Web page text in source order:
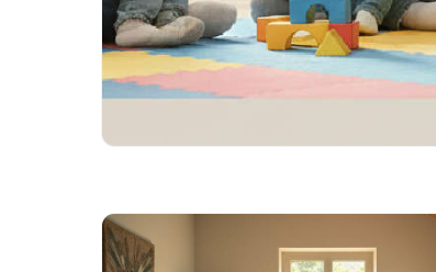
O Guia Definitivo do
Responsável